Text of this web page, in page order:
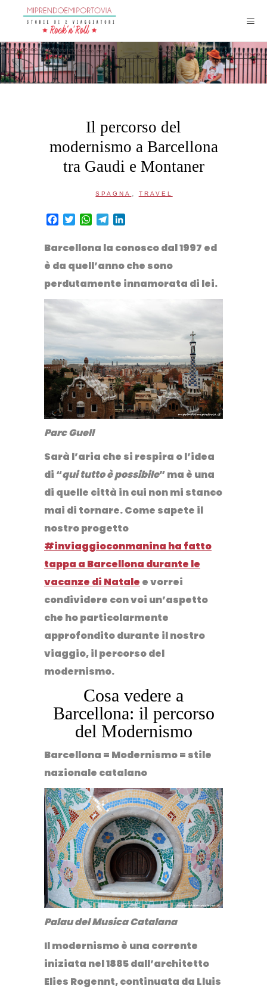
Il percorso del
modernismo a Barcellona
tra Gaudi e Montaner
SPAGNA , TRAVEL
Facebook
TwitterWhatsApp
Telegram
Barcellona la conosco dal 1997 ed
è da quell’anno chesono
perdutamente innamorata di lei.
Parc Guell
Sarà l’aria che si respira o l’idea
di “qui tutto è possibile” ma è una
di quelle città in cui non mi stanco
mai di tornare. Come sapete il
nostro progetto
#inviaggioconmanina ha fatto
tappa a Barcellona durante le
vacanze di Natale e vorrei
condividere con voi un’aspetto
che ho particolarmente
approfondito durante il nostro
viaggio, il percorso del
modernismo.
Cosa vedere a
Barcellona: il percorso
del Modernismo
Barcellona = Modernismo = stile
nazionale catalano
Palau del Musica Catalana
Il modernismo è una corrente
iniziata nel 1885 dall’architetto
Elies Rogennt, continuata da Lluis